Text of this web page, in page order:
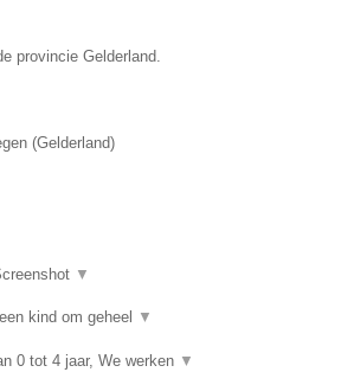
provincie Gelderland.
(Gelderland)
▼
kind om geheel ▼
0 tot 4 jaar, We werken ▼